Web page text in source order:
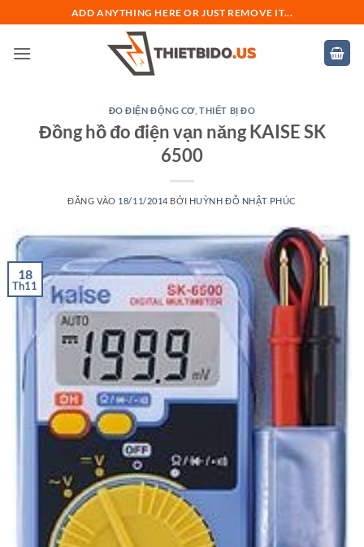
qua
nội
ADD ANYTHING HERE OR JUST REMOVE IT...
ĐO ĐIỆN ĐỘNG CƠ ,THIẾT BỊ ĐO
Đồng hồ đo điện vạn năng KAISE SK
6500
ĐĂNG VÀO 18/11/2014 BỞI HUỲNH ĐỖ NHẬT PHÚC
18
Th11